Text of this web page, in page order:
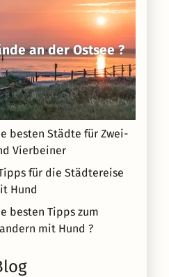
an der Ostsee ?
besten Städte für Zwei-
Vierbeiner
für die Städtereise
Hund
besten Tipps zum
mit Hund ?